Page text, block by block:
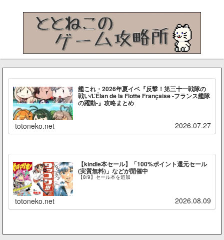
艦これ・2026年夏イベ『反撃！第三十一戦隊の
戦い/L’Élan de la Flotte Française -フランス艦隊
の躍動-』攻略まとめ
totoneko.net 2026.07.27
【kindle本セール】「100%ポイント還元セール
(実質無料)」などが開催中
【8/9】セール本を追加
totoneko.net 2026.08.09